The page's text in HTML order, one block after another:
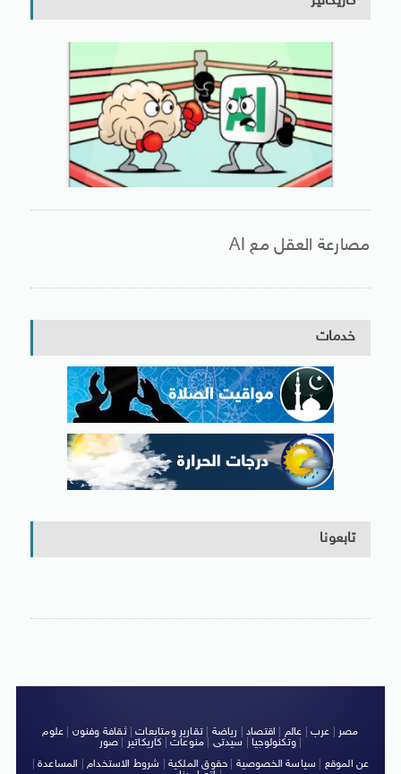
مصارعة العقل مع AI
خدمات
تابعونا
مصر عرب عالم اقتصاد رياضة |تقارير ومتابعات|ثقافة وفنون
علوم
وتكنولوجيا| سيدتى منوعات كاريكاتير صور
|
عن الموقع
سياسة الخصوصية حقوق الملكية شروط الاستخدام| المساعدة|